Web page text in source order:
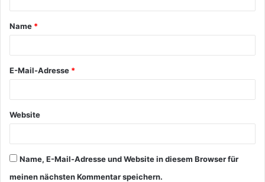
t
a
Name *
E-Mail-Adresse *
Website
Name, E-Mail-Adresse und Website in diesem Browser für
meinen nächsten Kommentar speichern.